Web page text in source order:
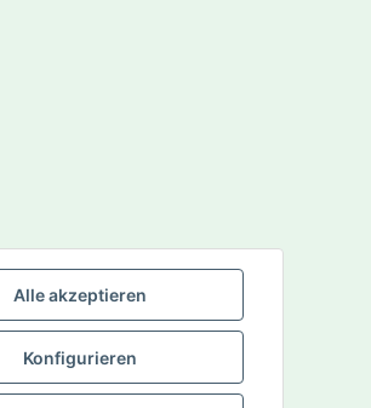
Alle akzeptieren
Konfigurieren